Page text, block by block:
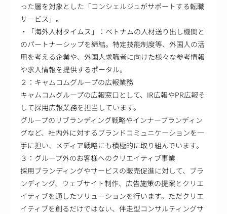
った層を対象とした「コンシェルジュがサポートする転職
サービス」。
・「海外人材タイムス」：ベトナムの人材送り出し機関と
のパートナーシップを締結。特定技能制度等、外国人の活
用を考える企業や、外国人求職者に向けた様々な参考情報
や求人情報を提供するポータル。
２：キャムコムグループの広報業務
キャムコムグループの広報窓口として、IR広報やPR広報そ
して採用広報業務を担当しています。
グループのリブランディング戦略やインナーブランディン
グなど、社内外に対するブランドコミュニケーションを一
手に担い、メディア戦略にも積極的に取り組んでいます。
３：グループ外のお客様へのクリエイティブ事業
採用ブランディングやサービスの販売促進に対して、ブラ
ンディング、ウェブサイト制作、広告施策の提案とクリエ
イティブを通したソリューションを行います。ただクリエ
イティブを創るだけではない、伴走型コンサルティングサ